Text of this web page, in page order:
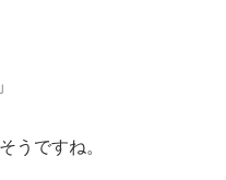
うですね。